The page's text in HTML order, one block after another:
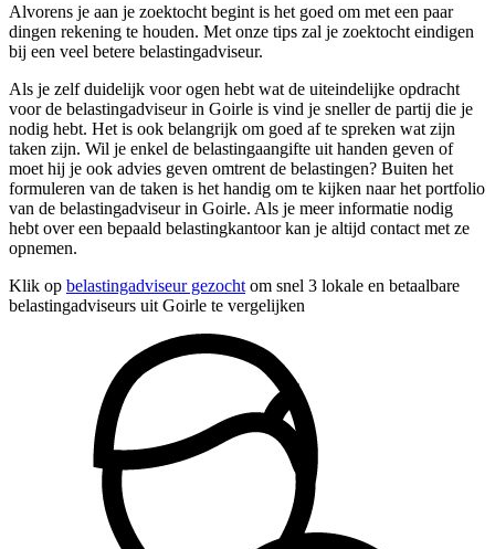
Alvorens je aan je zoektocht begint is het goed om met een paar
dingen rekening te houden. Met onze tips zal je zoektocht eindigen
bij een veel betere belastingadviseur.
Als je zelf duidelijk voor ogen hebt wat de uiteindelijke opdracht
voor de belastingadviseur in Goirle is vind je sneller de partij die je
nodig hebt. Het is ook belangrijk om goed af te spreken wat zijn
taken zijn. Wil je enkel de belastingaangifte uit handen geven of
moet hij je ook advies geven omtrent de belastingen? Buiten het
formuleren van de taken is het handig om te kijken naar het portfolio
van de belastingadviseur in Goirle. Als je meer informatie nodig
hebt over een bepaald belastingkantoor kan je altijd contact met ze
opnemen.
Klik op belastingadviseur gezocht om snel 3 lokale en betaalbare
belastingadviseurs uit Goirle te vergelijken